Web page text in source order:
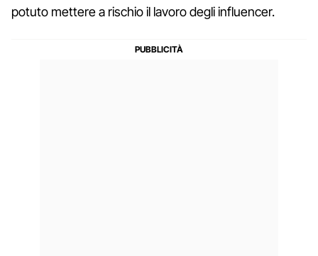
potuto mettere a rischio il lavoro degli influencer.